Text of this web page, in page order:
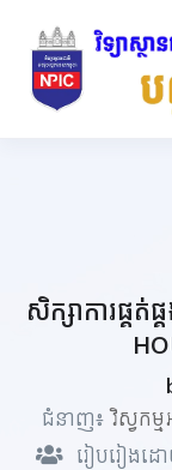
សិក្សាការផ្គត់
ជំនាញ៖វិស្វកម្
រៀបរៀងដ